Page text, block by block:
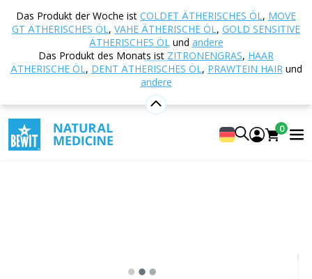
Das Produkt der Woche ist COLDET ÄTHERISCHES ÖL, MOVE
GT ÄTHERISCHES ÖL, VAHE ÄTHERISCHE ÖL, GOLD SENSITIVE
ÄTHERISCHES ÖLund andere
Das Produkt des Monats ist ZITRONENGRAS, HAAR
ÄTHERISCHE ÖL, DENT ÄTHERISCHES ÖL, PRAWTEIN HAIRund
andere
0
Startseite E-shop Aromatherapie
Ätherische
Öle
Aroma Roll-on Ok Dig Roll-on
Ok Dig Roll-on
100% natürliche Mischung aus ätherischen CTEO®-
Ölen in Pflanzenöl
5 Anzeigen 1 Rezensionen